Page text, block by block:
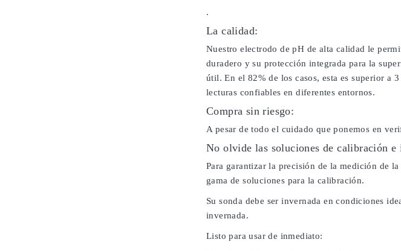
.
La calidad:
Nuestro electrodo de pH de alta calidad le
duradero y su protección integrada para la
útil. En el 82% de los casos, esta es superior a
lecturas confiables en diferentes entornos.
Compra sin riesgo:
A pesar de todo el cuidado que ponemos en
No olvide las soluciones de calibración e
Para garantizar la precisión de la medición de
gama de soluciones para la calibración.
Su sonda debe ser invernada en condiciones
invernada.
Listo para usar de inmediato: